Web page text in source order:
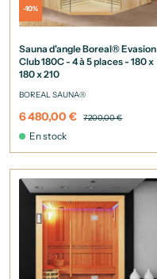
-10%
Sauna d'angle Boreal® Evasion
Club 180C - 4 à 5 places - 180 x
180 x 210
BOREAL SAUNA®
6 480,00 € 7 200,00 €
En stock